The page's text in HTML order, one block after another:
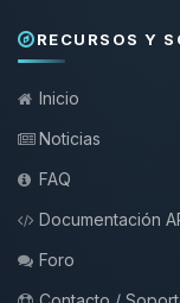
RECURSOS Y
Inicio
Noticias
FAQ
Documentación
Foro